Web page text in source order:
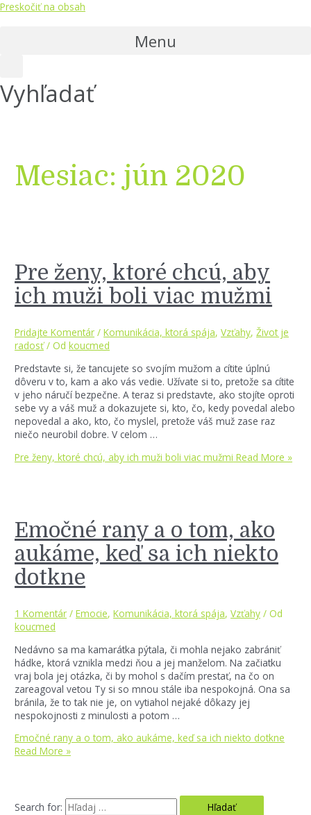
Preskočiť na obsah
Menu
Vyhľadať
Mesiac: jún 2020
Pre ženy, ktoré chcú, aby
ich muži boli viac mužmi
Pridajte Komentár /Komunikácia, ktorá spája,Vzťahy,Život je
radosť/ Od koucmed
Predstavte si, že tancujete so svojím mužom a cítite úplnú
dôveru v to, kam a ako vás vedie. Užívate si to, pretože sa cítite
v jeho náručí bezpečne. A teraz si predstavte, ako stojíte oproti
sebe vy a váš muž a dokazujete si, kto, čo, kedy povedal alebo
nepovedal a ako, kto, čo myslel, pretože váš muž zase raz
niečo neurobil dobre. V celom …
Pre ženy, ktoré chcú, aby ich muži boli viac mužmi Read More »
Emočné rany a o tom, ako
aukáme, keď sa ich niekto
dotkne
1 Komentár /Emocie,Komunikácia, ktorá spája,Vzťahy / Od
koucmed
Nedávno sa ma kamarátka pýtala, či mohla nejako zabrániť
hádke, ktorá vznikla medzi ňou a jej manželom. Na začiatku
vraj bola jej otázka, či by mohol s dačím prestať, na čo on
zareagoval vetou Ty si so mnou stále iba nespokojná. Ona sa
bránila, že to tak nie je, on vytiahol nejaké dôkazy jej
nespokojnosti z minulosti a potom …
Emočné rany a o tom, ako aukáme, keď sa ich niekto dotkne
Read More »
Search for: